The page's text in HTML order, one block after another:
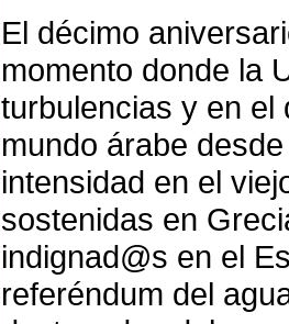
El décimo
momento donde la
turbulencias y en el
mundo árabe
intensidad en el
sostenidas en
indignad@s en el
referéndum del